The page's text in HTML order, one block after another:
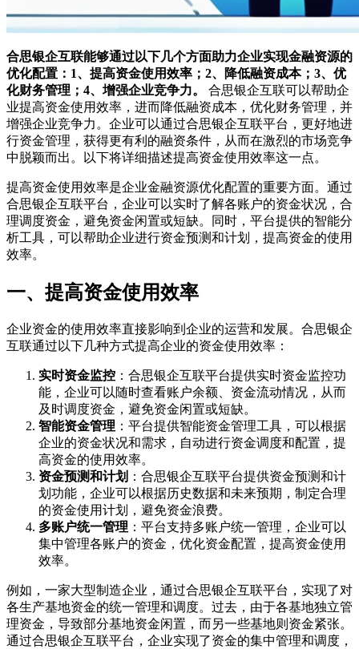
合思银企互联能够通过以下几个方面助力企业实现金融资源的
优化配置：1、提高资金使用效率；2、降低融资成本；3、优
化财务管理；4、增强企业竞争力。
合思银企互联可以帮助企
业提高资金使用效率，进而降低融资成本，优化财务管理，并
增强企业竞争力。企业可以通过合思银企互联平台，更好地进
行资金管理，获得更有利的融资条件，从而在激烈的市场竞争
中脱颖而出。以下将详细描述提高资金使用效率这一点。
提高资金使用效率是企业金融资源优化配置的重要方面。通过
合思银企互联平台，企业可以实时了解各账户的资金状况，合
理调度资金，避免资金闲置或短缺。同时，平台提供的智能分
析工具，可以帮助企业进行资金预测和计划，提高资金的使用
效率。
一、提高资金使用效率
企业资金的使用效率直接影响到企业的运营和发展。合思银企
互联通过以下几种方式提高企业的资金使用效率：
实时资金监控 ：合思银企互联平台提供实时资金监控功
能，企业可以随时查看账户余额、资金流动情况，从而
及时调度资金，避免资金闲置或短缺。
智能资金管理 ：平台提供智能资金管理工具，可以根据
企业的资金状况和需求，自动进行资金调度和配置，提
高资金的使用效率。
资金预测和计划 ：合思银企互联平台提供资金预测和计
划功能，企业可以根据历史数据和未来预期，制定合理
的资金使用计划，避免资金浪费。
多账户统一管理 ：平台支持多账户统一管理，企业可以
集中管理各账户的资金，优化资金配置，提高资金使用
效率。
例如，一家大型制造企业，通过合思银企互联平台，实现了对
各生产基地资金的统一管理和调度。过去，由于各基地独立管
理资金，导致部分基地资金闲置，而另一些基地则资金紧张。
通过合思银企互联平台，企业实现了资金的集中管理和调度，